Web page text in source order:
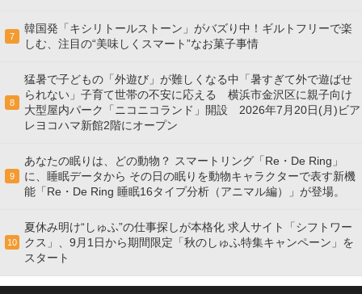
7
韓国発「キシリトールストーン」がバズり中！ギルトフリーで楽
しむ、注目の“美味しくスマート”なお菓子事情
8
猛暑で子どもの「外遊び」が難しくなる中「暑すぎて外で遊ばせ
られない」子育て世帯の不安に応える 横浜市金沢区に親子向け
大型屋内パーク「ニコニコランド」開設 2026年7月20日(月)ビア
レヨコハマ新館2階にオープン
9
あなたの眠りは、どの動物？ スマートリング「Re・De Ring」
に、睡眠データから その日の眠りを動物キャラクターで表す新機
能「Re・De Ring 睡眠16タイプ分析（アニマル編）」が登場。
10
夏休み明け“しゅふ”の仕事探しが本格化 求人サイト「シフトワー
クス」、9月1日から期間限定「秋のしゅふ特集キャンペーン」を
スタート